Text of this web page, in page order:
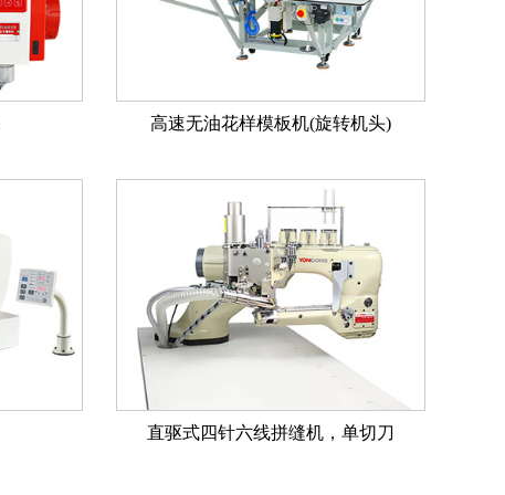
高速无油花样模板机(旋转机头)
直驱式四针六线拼缝机，单切刀